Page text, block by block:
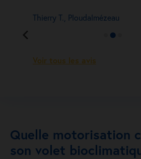
Thierry T., Ploudalmézeau
Voir tous les avis
Quelle motorisation
son volet